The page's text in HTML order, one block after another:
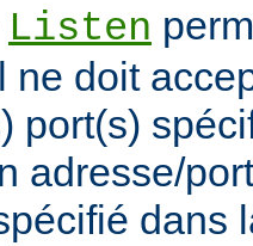
Listen
ne doit
port(s)
adresse/
dans